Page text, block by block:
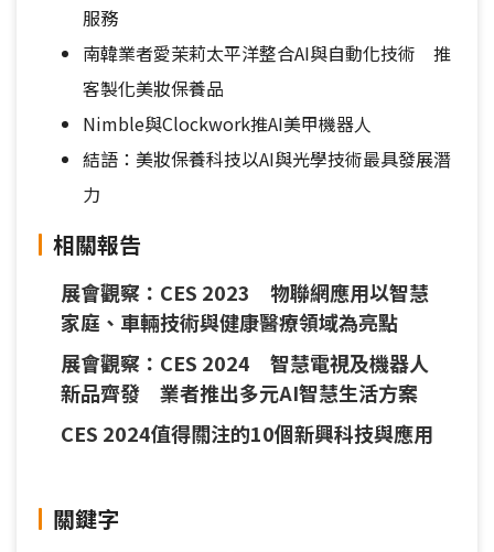
服務
南韓業者愛茉莉太平洋整合AI與自動化技術 推
客製化美妝保養品
Nimble與Clockwork推AI美甲機器人
結語：美妝保養科技以AI與光學技術最具發展潛
力
相關報告
展會觀察：CES 2023 物聯網應用以智慧
家庭、車輛技術與健康醫療領域為亮點
展會觀察：CES 2024 智慧電視及機器人
新品齊發 業者推出多元AI智慧生活方案
CES 2024值得關注的10個新興科技與應用
關鍵字